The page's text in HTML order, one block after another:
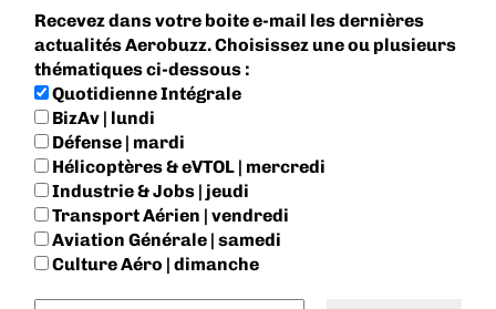
Recevez dans votre boite e-mail les dernières
actualités Aerobuzz. Choisissez une ou plusieurs
thématiques ci-dessous :
Quotidienne Intégrale
BizAv | lundi
Défense | mardi
Hélicoptères & eVTOL | mercredi
Industrie & Jobs | jeudi
Transport Aérien | vendredi
Aviation Générale | samedi
Culture Aéro | dimanche